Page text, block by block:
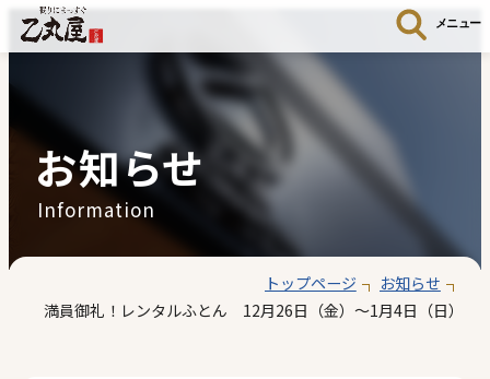
メニュー
お知らせ
Information
トップページ
お知らせ
満員御礼！レンタルふとん 12月26日（金）～1月4日（日）